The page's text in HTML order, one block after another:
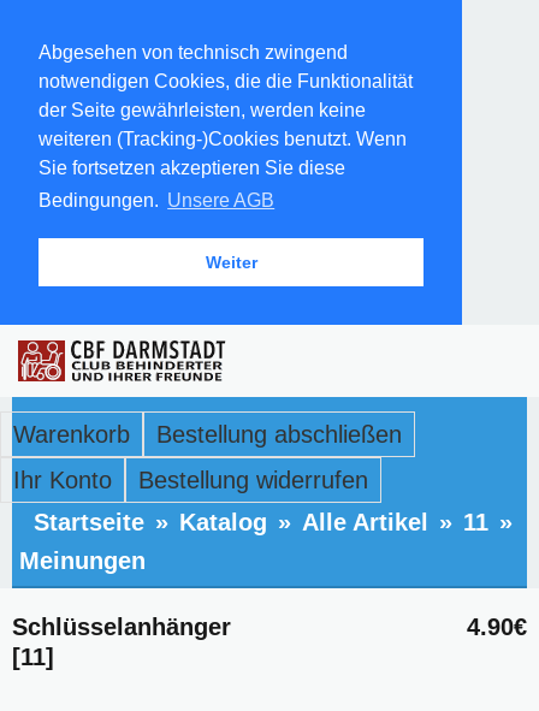
Abgesehen von technisch zwingend
notwendigen Cookies, die die Funktionalität
der Seite gewährleisten, werden keine
weiteren (Tracking-)Cookies benutzt. Wenn
Sie fortsetzen akzeptieren Sie diese
Bedingungen. Unsere AGB
Weiter
Warenkorb
Bestellung abschließen
Ihr Konto
Bestellung widerrufen
Startseite » Katalog » Alle Artikel » 11 »
Meinungen
4.90€
Schlüsselanhänger
[11]